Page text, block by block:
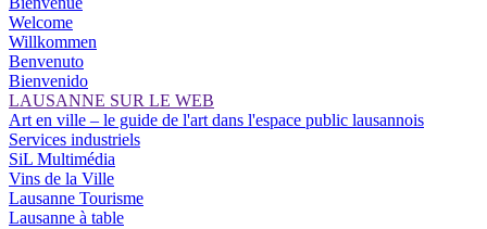
Welcome
Willkommen
Benvenuto
Bienvenido
LAUSANNE SUR LE WEB
Art en ville – le guide de l'art dans l'espace public lausannois
Services industriels
SiL Multimédia
Vins de la Ville
Lausanne Tourisme
Lausanne à table